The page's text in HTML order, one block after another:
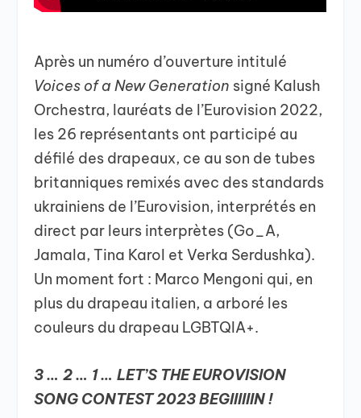
Après un numéro d’ouverture intitulé
Voices of a New Generation signé Kalush
Orchestra, lauréats de l’Eurovision 2022,
les 26 représentants ont participé au
défilé des drapeaux, ce au son de tubes
britanniques remixés avec des standards
ukrainiens de l’Eurovision, interprétés en
direct par leurs interprètes (Go_A,
Jamala, Tina Karol et Verka Serdushka).
Un moment fort : Marco Mengoni qui, en
plus du drapeau italien, a arboré les
couleurs du drapeau LGBTQIA+.
3 … 2 … 1 … LET’S THE EUROVISION
SONG CONTEST 2023 BEGIIIIIIN !